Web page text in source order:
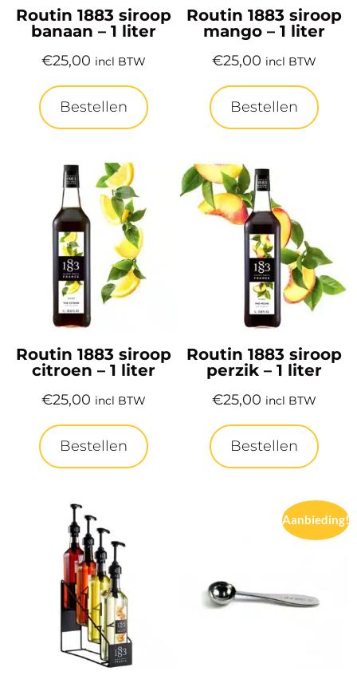
Routin 1883 siroop
banaan – 1 liter
€25,00 incl BTW
Bestellen
Routin 1883 siroop
mango – 1 liter
€25,00 incl BTW
Bestellen
Routin 1883 siroop
citroen – 1 liter
€25,00 incl BTW
Bestellen
Routin 1883 siroop
perzik – 1 liter
€25,00 incl BTW
Bestellen
Aanbieding!